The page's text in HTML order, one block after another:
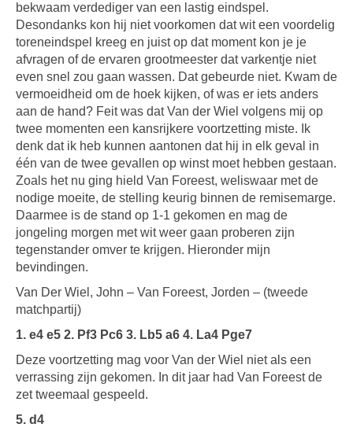
bekwaam verdediger van een lastig eindspel.
Desondanks kon hij niet voorkomen dat wit een voordelig
toreneindspel kreeg en juist op dat moment kon je je
afvragen of de ervaren grootmeester dat varkentje niet
even snel zou gaan wassen. Dat gebeurde niet. Kwam de
vermoeidheid om de hoek kijken, of was er iets anders
aan de hand? Feit was dat Van der Wiel volgens mij op
twee momenten een kansrijkere voortzetting miste. Ik
denk dat ik heb kunnen aantonen dat hij in elk geval in
één van de twee gevallen op winst moet hebben gestaan.
Zoals het nu ging hield Van Foreest, weliswaar met de
nodige moeite, de stelling keurig binnen de remisemarge.
Daarmee is de stand op 1-1 gekomen en mag de
jongeling morgen met wit weer gaan proberen zijn
tegenstander omver te krijgen. Hieronder mijn
bevindingen.
Van Der Wiel, John – Van Foreest, Jorden – (tweede
matchpartij)
1. e4 e5 2. Pf3 Pc6 3. Lb5 a6 4. La4 Pge7
Deze voortzetting mag voor Van der Wiel niet als een
verrassing zijn gekomen. In dit jaar had Van Foreest de
zet tweemaal gespeeld.
5. d4